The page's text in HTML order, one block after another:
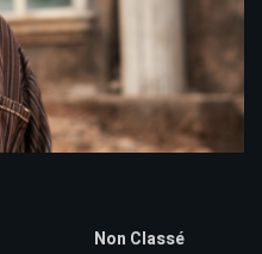
Non Classé